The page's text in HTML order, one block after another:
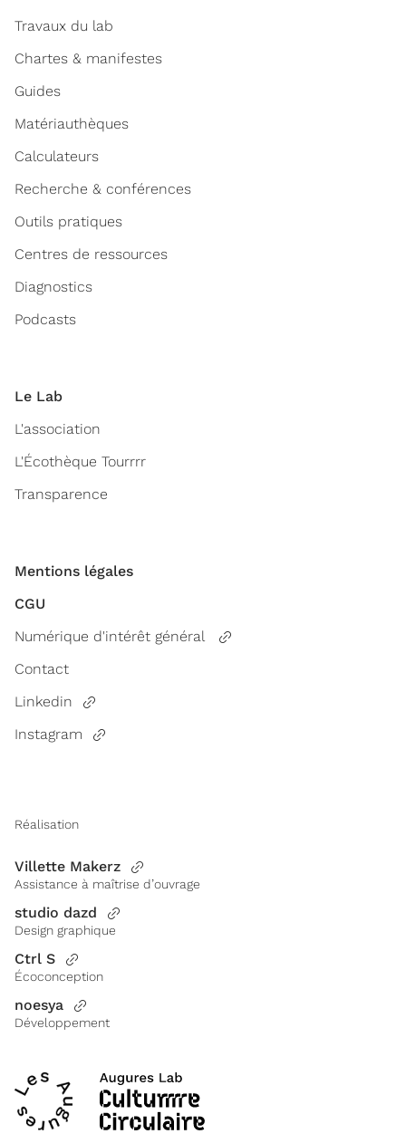
Travaux du lab
Chartes & manifestes
Guides
Matériauthèques
Calculateurs
Recherche & conférences
Outils pratiques
Centres de ressources
Diagnostics
Podcasts
Le Lab
L'association
L'Écothèque Tourrrr
Transparence
Mentions légales
CGU
Numérique d'intérêt général
Contact
Linkedin
Instagram
Réalisation
Villette Makerz
Assistance à maîtrise d’ouvrage
studio dazd
Design graphique
Ctrl S
Écoconception
noesya
Développement